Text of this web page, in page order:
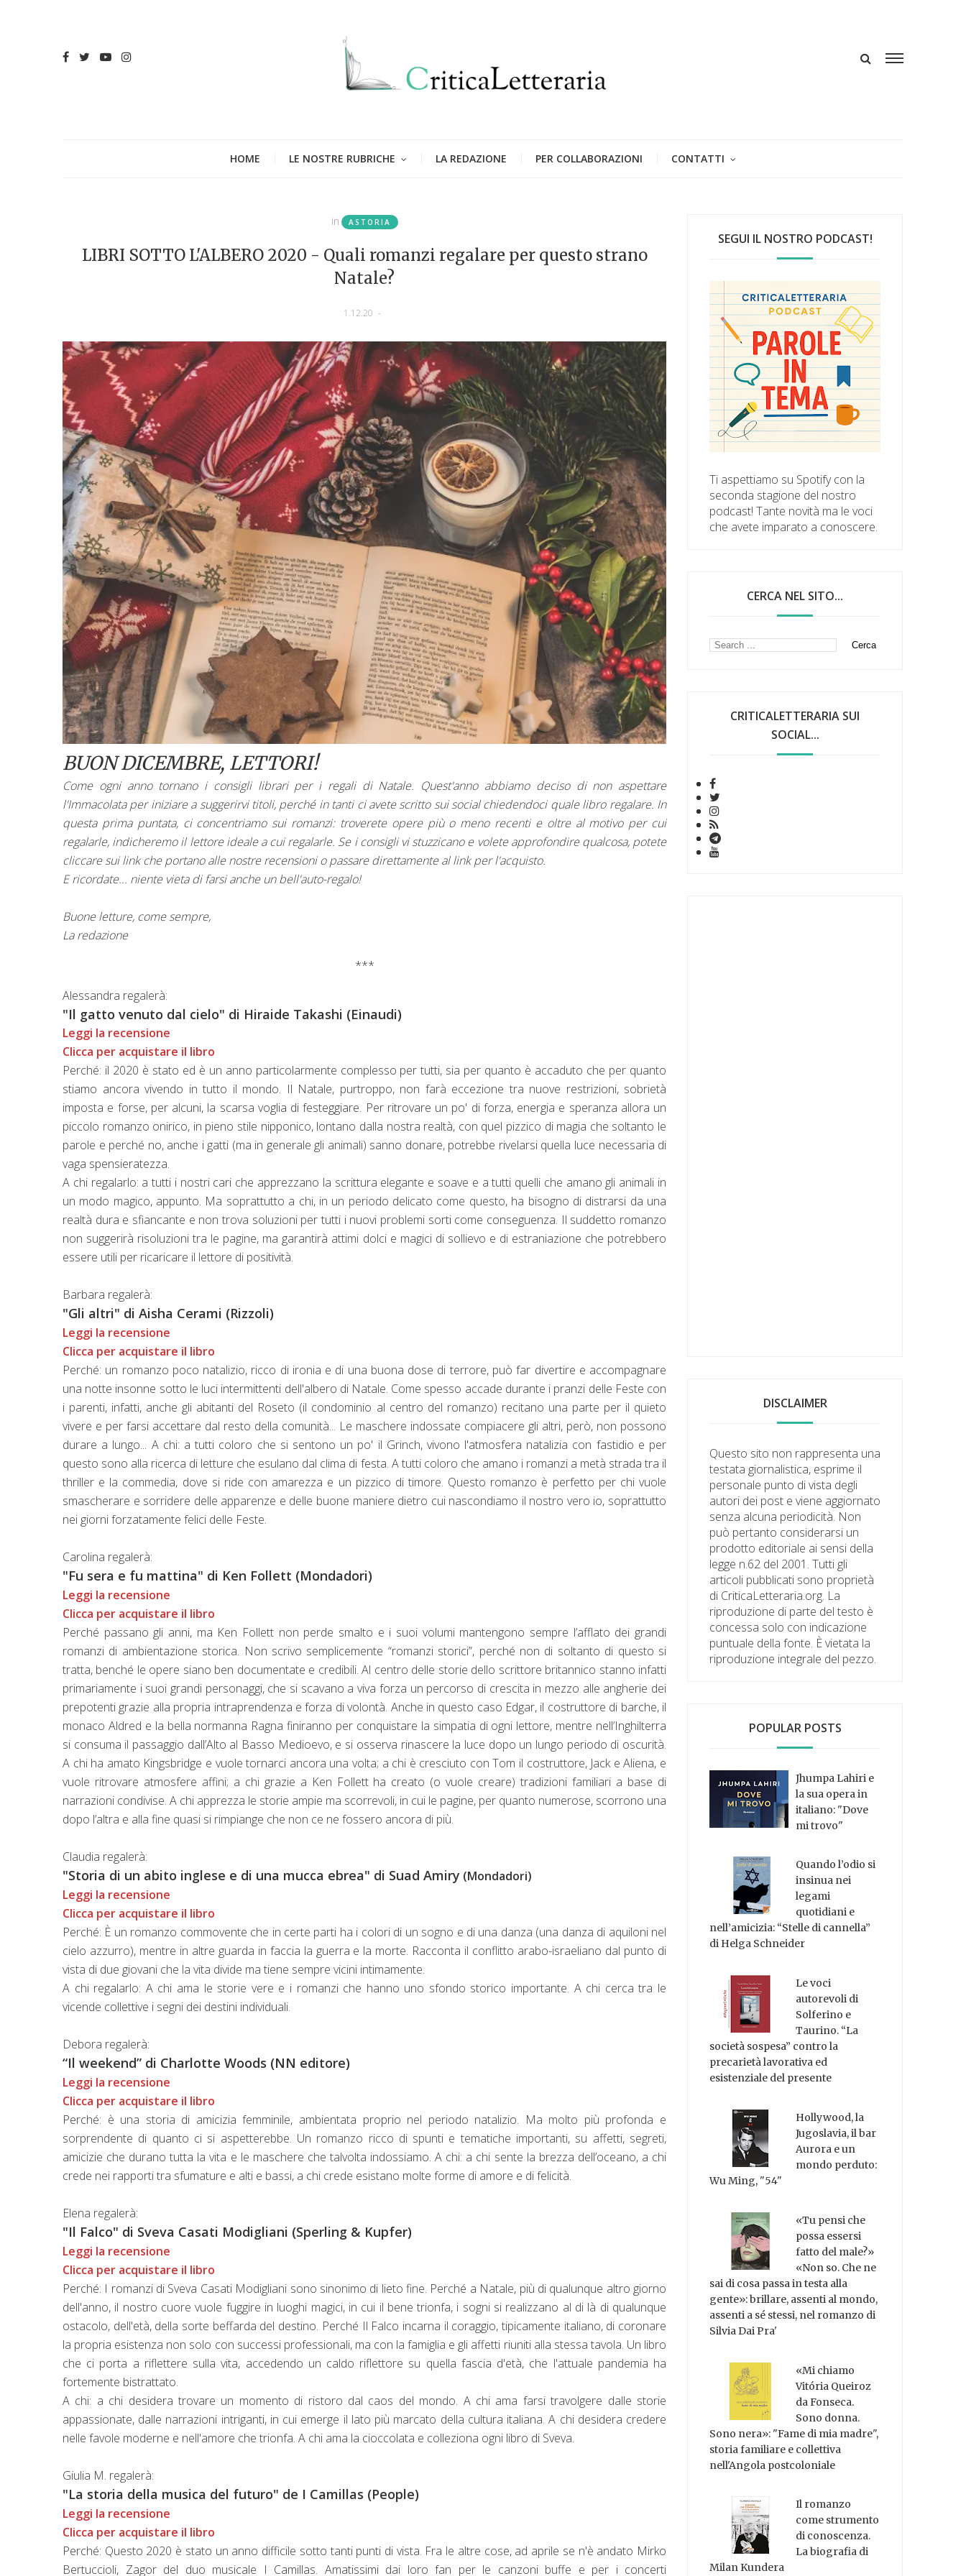
HOME LE NOSTRE RUBRICHE LA REDAZIONE PER COLLABORAZIONI CONTATTI
in ASTORIA
LIBRI SOTTO L'ALBERO 2020 - Quali romanzi regalare per questo strano
Natale?
1.12.20 -
BUON DICEMBRE, LETTORI!
Come ogni anno tornano i consigli librari per i regali di Natale. Quest'anno abbiamo deciso di non aspettare
l'Immacolata per iniziare a suggerirvi titoli, perché in tanti ci avete scritto sui social chiedendoci quale libro regalare. In
questa prima puntata, ci concentriamo sui romanzi: troverete opere più o meno recenti e oltre al motivo per cui
regalarle, indicheremo il lettore ideale a cui regalarle. Se i consigli vi stuzzicano e volete approfondire qualcosa, potete
cliccare sui link che portano alle nostre recensioni o passare direttamente al link per l'acquisto.
E ricordate... niente vieta di farsi anche un bell'auto-regalo!
Buone letture, come sempre,
La redazione
***
Alessandra regalerà:
"Il gatto venuto dal cielo" di Hiraide Takashi (Einaudi)
Leggi la recensione
Clicca per acquistare il libro
Perché: il 2020 è stato ed è un anno particolarmente complesso per tutti, sia per quanto è accaduto che per quanto
stiamo ancora vivendo in tutto il mondo. Il Natale, purtroppo, non farà eccezione tra nuove restrizioni, sobrietà
imposta e forse, per alcuni, la scarsa voglia di festeggiare. Per ritrovare un po' di forza, energia e speranza allora un
piccolo romanzo onirico, in pieno stile nipponico, lontano dalla nostra realtà, con quel pizzico di magia che soltanto le
parole e perché no, anche i gatti (ma in generale gli animali) sanno donare, potrebbe rivelarsi quella luce necessaria di
vaga spensieratezza.
A chi regalarlo: a tutti i nostri cari che apprezzano la scrittura elegante e soave e a tutti quelli che amano gli animali in
un modo magico, appunto. Ma soprattutto a chi, in un periodo delicato come questo, ha bisogno di distrarsi da una
realtà dura e sfiancante e non trova soluzioni per tutti i nuovi problemi sorti come conseguenza. Il suddetto romanzo
non suggerirà risoluzioni tra le pagine, ma garantirà attimi dolci e magici di sollievo e di estraniazione che potrebbero
essere utili per ricaricare il lettore di positività.
Barbara regalerà:
"Gli altri" di Aisha Cerami (Rizzoli)
Leggi la recensione
Clicca per acquistare il libro
Perché: un romanzo poco natalizio, ricco di ironia e di una buona dose di terrore, può far divertire e accompagnare
una notte insonne sotto le luci intermittenti dell'albero di Natale. Come spesso accade durante i pranzi delle Feste con
i parenti, infatti, anche gli abitanti del Roseto (il condominio al centro del romanzo) recitano una parte per il quieto
vivere e per farsi accettare dal resto della comunità... Le maschere indossate compiacere gli altri, però, non possono
durare a lungo... A chi: a tutti coloro che si sentono un po' il Grinch, vivono l'atmosfera natalizia con fastidio e per
questo sono alla ricerca di letture che esulano dal clima di festa. A tutti coloro che amano i romanzi a metà strada tra il
thriller e la commedia, dove si ride con amarezza e un pizzico di timore. Questo romanzo è perfetto per chi vuole
smascherare e sorridere delle apparenze e delle buone maniere dietro cui nascondiamo il nostro vero io, soprattutto
nei giorni forzatamente felici delle Feste.
Carolina regalerà:
"Fu sera e fu mattina" di Ken Follett (Mondadori)
Leggi la recensione
Clicca per acquistare il libro
Perché passano gli anni, ma Ken Follett non perde smalto e i suoi volumi mantengono sempre l’afflato dei grandi
romanzi di ambientazione storica. Non scrivo semplicemente “romanzi storici”, perché non di soltanto di questo si
tratta, benché le opere siano ben documentate e credibili. Al centro delle storie dello scrittore britannico stanno infatti
primariamente i suoi grandi personaggi, che si scavano a viva forza un percorso di crescita in mezzo alle angherie dei
prepotenti grazie alla propria intraprendenza e forza di volontà. Anche in questo caso Edgar, il costruttore di barche, il
monaco Aldred e la bella normanna Ragna finiranno per conquistare la simpatia di ogni lettore, mentre nell’Inghilterra
si consuma il passaggio dall’Alto al Basso Medioevo, e si osserva rinascere la luce dopo un lungo periodo di oscurità.
A chi ha amato Kingsbridge e vuole tornarci ancora una volta; a chi è cresciuto con Tom il costruttore, Jack e Aliena, e
vuole ritrovare atmosfere affini; a chi grazie a Ken Follett ha creato (o vuole creare) tradizioni familiari a base di
narrazioni condivise. A chi apprezza le storie ampie ma scorrevoli, in cui le pagine, per quanto numerose, scorrono una
dopo l’altra e alla fine quasi si rimpiange che non ce ne fossero ancora di più.
Claudia regalerà:
"Storia di un abito inglese e di una mucca ebrea" di Suad Amiry (Mondadori)
Leggi la recensione
Clicca per acquistare il libro
Perché: È un romanzo commovente che in certe parti ha i colori di un sogno e di una danza (una danza di aquiloni nel
cielo azzurro), mentre in altre guarda in faccia la guerra e la morte. Racconta il conflitto arabo-israeliano dal punto di
vista di due giovani che la vita divide ma tiene sempre vicini intimamente.
A chi regalarlo: A chi ama le storie vere e i romanzi che hanno uno sfondo storico importante. A chi cerca tra le
vicende collettive i segni dei destini individuali.
Debora regalerà:
“Il weekend” di Charlotte Woods (NN editore)
Leggi la recensione
Clicca per acquistare il libro
Perché: è una storia di amicizia femminile, ambientata proprio nel periodo natalizio. Ma molto più profonda e
sorprendente di quanto ci si aspetterebbe. Un romanzo ricco di spunti e tematiche importanti, su affetti, segreti,
amicizie che durano tutta la vita e le maschere che talvolta indossiamo. A chi: a chi sente la brezza dell’oceano, a chi
crede nei rapporti tra sfumature e alti e bassi, a chi crede esistano molte forme di amore e di felicità.
Elena regalerà:
"Il Falco" di Sveva Casati Modigliani (Sperling & Kupfer)
Leggi la recensione
Clicca per acquistare il libro
Perché: I romanzi di Sveva Casati Modigliani sono sinonimo di lieto fine. Perché a Natale, più di qualunque altro giorno
dell'anno, il nostro cuore vuole fuggire in luoghi magici, in cui il bene trionfa, i sogni si realizzano al di là di qualunque
ostacolo, dell'età, della sorte beffarda del destino. Perché Il Falco incarna il coraggio, tipicamente italiano, di coronare
la propria esistenza non solo con successi professionali, ma con la famiglia e gli affetti riuniti alla stessa tavola. Un libro
che ci porta a riflettere sulla vita, accedendo un caldo riflettore su quella fascia d'età, che l'attuale pandemia ha
fortemente bistrattato.
A chi: a chi desidera trovare un momento di ristoro dal caos del mondo. A chi ama farsi travolgere dalle storie
appassionate, dalle narrazioni intriganti, in cui emerge il lato più marcato della cultura italiana. A chi desidera credere
nelle favole moderne e nell'amore che trionfa. A chi ama la cioccolata e colleziona ogni libro di Sveva.
Giulia M. regalerà:
"La storia della musica del futuro" de I Camillas (People)
Leggi la recensione
Clicca per acquistare il libro
Perché: Questo 2020 è stato un anno difficile sotto tanti punti di vista. Fra le altre cose, ad aprile se n'è andato Mirko
Bertuccioli, Zagor del duo musicale I Camillas. Amatissimi dai loro fan per le canzoni buffe e per i concerti
SEGUI IL NOSTRO PODCAST!
Ti aspettiamo su Spotify con la
seconda stagione del nostro
podcast! Tante novità ma le voci
che avete imparato a conoscere.
CERCA NEL SITO...
CRITICALETTERARIA SUI
SOCIAL...
DISCLAIMER
Questo sito non rappresenta una
testata giornalistica, esprime il
personale punto di vista degli
autori dei post e viene aggiornato
senza alcuna periodicità. Non
può pertanto considerarsi un
prodotto editoriale ai sensi della
legge n.62 del 2001. Tutti gli
articoli pubblicati sono proprietà
di CriticaLetteraria.org. La
riproduzione di parte del testo è
concessa solo con indicazione
puntuale della fonte. È vietata la
riproduzione integrale del pezzo.
POPULAR POSTS
Jhumpa Lahiri e
la sua opera in
italiano: "Dove
mi trovo"
Quando l’odio si
insinua nei
legami
quotidiani e
nell’amicizia: “Stelle di cannella”
di Helga Schneider
Le voci
autorevoli di
Solferino e
Taurino. “La
società sospesa” contro la
precarietà lavorativa ed
esistenziale del presente
Hollywood, la
Jugoslavia, il bar
Aurora e un
mondo perduto:
Wu Ming, "54"
«Tu pensi che
possa essersi
fatto del male?»
«Non so. Che ne
sai di cosa passa in testa alla
gente»: brillare, assenti al mondo,
assenti a sé stessi, nel romanzo di
Silvia Dai Pra'
«Mi chiamo
Vitória Queiroz
da Fonseca.
Sono donna.
Sono nera»: "Fame di mia madre",
storia familiare e collettiva
nell'Angola postcoloniale
Il romanzo
come strumento
di conoscenza.
La biografia di
Milan Kundera